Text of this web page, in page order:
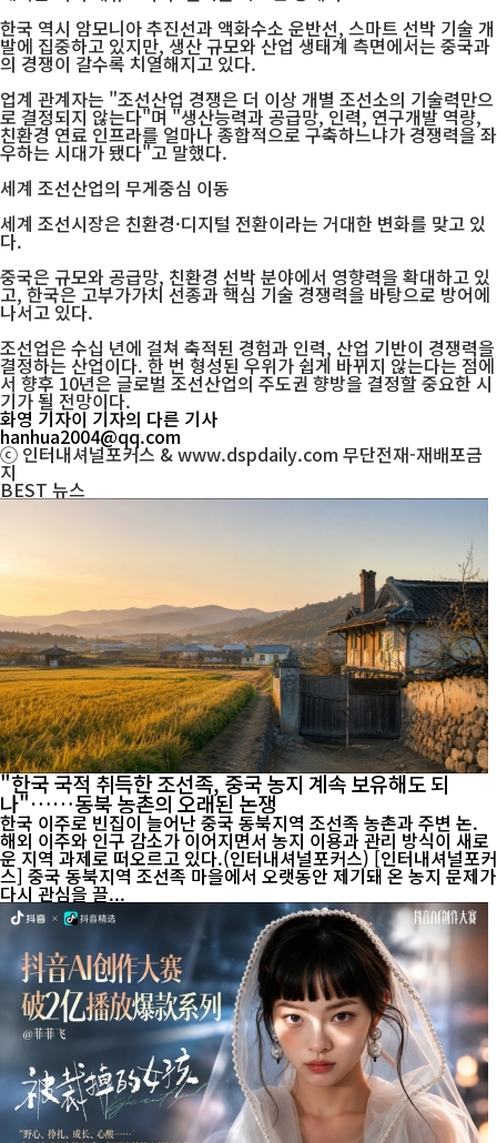
한국 역시 암모니아 추진선과 액화수소 운반선, 스마트 선박 기술 개
발에 집중하고 있지만, 생산 규모와 산업 생태계 측면에서는 중국과
의 경쟁이 갈수록 치열해지고 있다.
업계 관계자는 "조선산업 경쟁은 더 이상 개별 조선소의 기술력만으
로 결정되지 않는다"며 "생산능력과 공급망, 인력, 연구개발 역량,
친환경 연료 인프라를 얼마나 종합적으로 구축하느냐가 경쟁력을 좌
우하는 시대가 됐다"고 말했다.
세계 조선산업의 무게중심 이동
세계 조선시장은 친환경·디지털 전환이라는 거대한 변화를 맞고 있
다.
중국은 규모와 공급망, 친환경 선박 분야에서 영향력을 확대하고 있
고, 한국은 고부가가치 선종과 핵심 기술 경쟁력을 바탕으로 방어에
나서고 있다.
조선업은 수십 년에 걸쳐 축적된 경험과 인력, 산업 기반이 경쟁력을
결정하는 산업이다. 한 번 형성된 우위가 쉽게 바뀌지 않는다는 점에
서 향후 10년은 글로벌 조선산업의 주도권 향방을 결정할 중요한 시
기가 될 전망이다.
화영 기자이 기자의 다른 기사
hanhua2004@qq.com
ⓒ 인터내셔널포커스 & www.dspdaily.com 무단전재-재배포금
지
BEST 뉴스
"한국 국적 취득한 조선족, 중국 농지 계속 보유해도 되
나"……동북 농촌의 오래된 논쟁
한국 이주로 빈집이 늘어난 중국 동북지역 조선족 농촌과 주변 논.
해외 이주와 인구 감소가 이어지면서 농지 이용과 관리 방식이 새로
운 지역 과제로 떠오르고 있다.(인터내셔널포커스) [인터내셔널포커
스] 중국 동북지역 조선족 마을에서 오랫동안 제기돼 온 농지 문제가
다시 관심을 끌...